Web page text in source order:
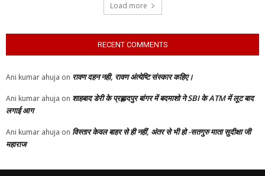
Load more
RECENT COMMENTS
Ani kumar ahuja on रावण दहन नही, रावण अंत्येष्टि संस्कार कहिए।
Ani kumar ahuja on शाहबाद डेरी के प्रह्लादपुर बांगर में बदमाशो ने SBI के ATM में लूट बाद
लगाई आग
Ani kumar ahuja on विस्तार केवल बाहर से ही नहीं, अंतर से भी हो -सतगुरु माता सुदीक्षा जी
महाराज